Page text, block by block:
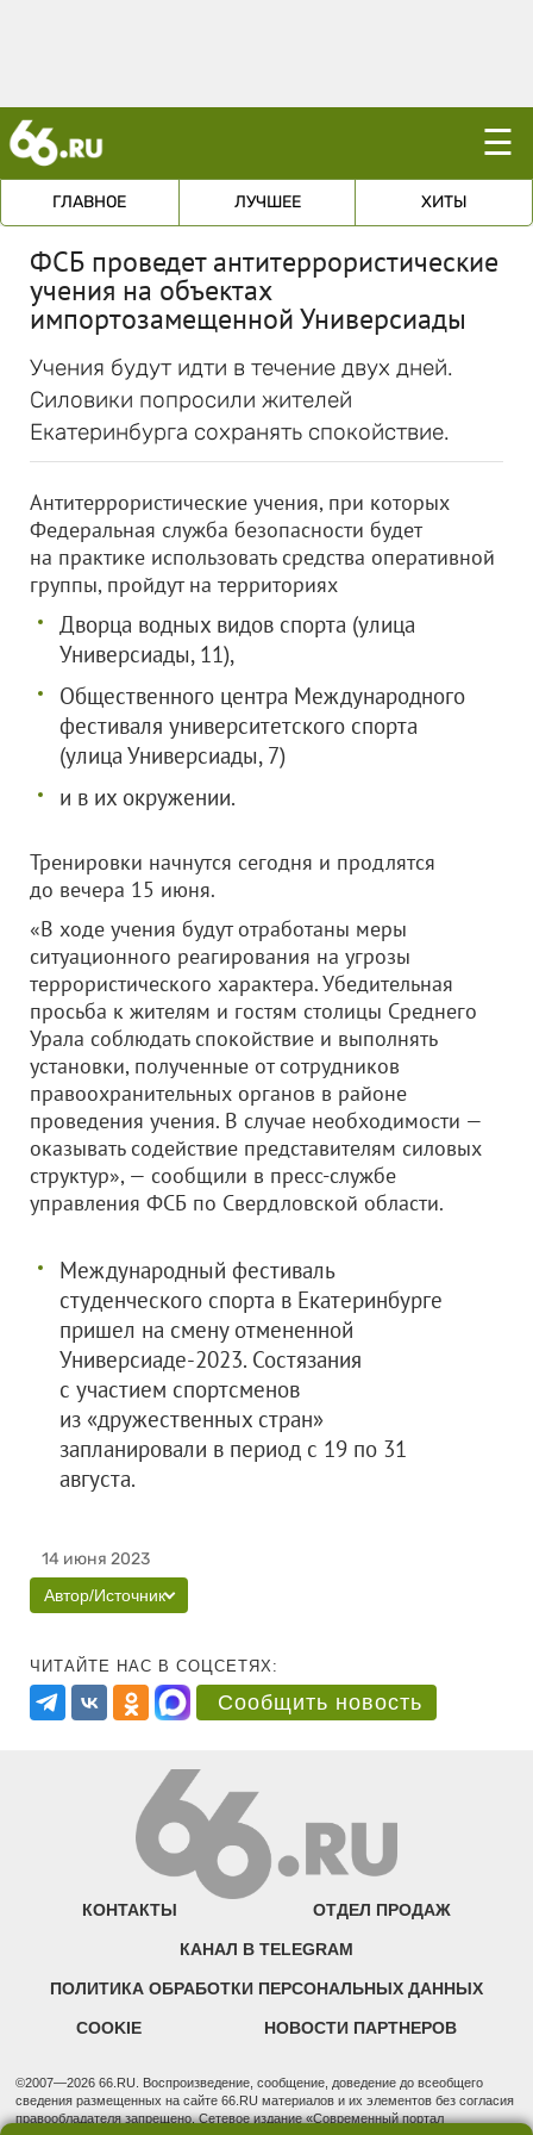
☰
ГЛАВНОЕ ЛУЧШЕЕ ХИТЫ
ФСБ проведет антитеррористические
учения на объектах
импортозамещенной Универсиады
Учения будут идти в течение двух дней.
Силовики попросили жителей
Екатеринбурга сохранять спокойствие.
Антитеррористические учения, при которых
Федеральная служба безопасности будет
на практике использовать средства оперативной
группы, пройдут на территориях
Дворца водных видов спорта (улица
Универсиады, 11),
Общественного центра Международного
фестиваля университетского спорта
(улица Универсиады, 7)
и в их окружении.
Тренировки начнутся сегодня и продлятся
до вечера 15 июня.
«В ходе учения будут отработаны меры
ситуационного реагирования на угрозы
террористического характера. Убедительная
просьба к жителям и гостям столицы Среднего
Урала соблюдать спокойствие и выполнять
установки, полученные от сотрудников
правоохранительных органов в районе
проведения учения. В случае необходимости —
оказывать содействие представителям силовых
структур», — сообщили в пресс-службе
управления ФСБ по Свердловской области.
Международный фестиваль
студенческого спорта в Екатеринбурге
пришел на смену отмененной
Универсиаде-2023. Состязания
с участием спортсменов
из «дружественных стран»
запланировали в период с 19 по 31
августа.
14 июня 2023
Автор/Источник
ЧИТАЙТЕ НАС В СОЦСЕТЯХ:
Сообщить новость
КОНТАКТЫ ОТДЕЛ ПРОДАЖ
КАНАЛ В TELEGRAM
ПОЛИТИКА ОБРАБОТКИ ПЕРСОНАЛЬНЫХ ДАННЫХ
COOKIE НОВОСТИ ПАРТНЕРОВ
©2007—2026 66.RU. Воспроизведение, сообщение, доведение до всеобщего
сведения размещенных на сайте 66.RU материалов и их элементов без согласия
правообладателя запрещено. Сетевое издание «Современный портал